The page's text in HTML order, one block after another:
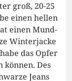
groß, 20-25
einen hellen
einen Mund-
Winterjacke
das Opfer
können. Des
Jeans